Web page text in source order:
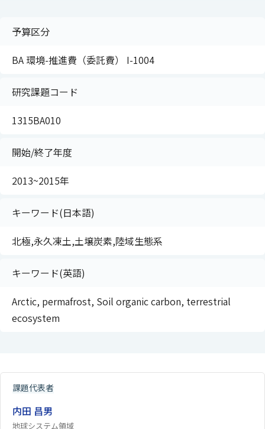
予算区分
BA 環境-推進費（委託費） I-1004
研究課題コード
1315BA010
開始/終了年度
2013~2015年
キーワード(日本語)
北極,永久凍土,土壌炭素,陸域生態系
キーワード(英語)
Arctic, permafrost, Soil organic carbon, terrestrial
ecosystem
課題代表者
内田 昌男
地球システム領域